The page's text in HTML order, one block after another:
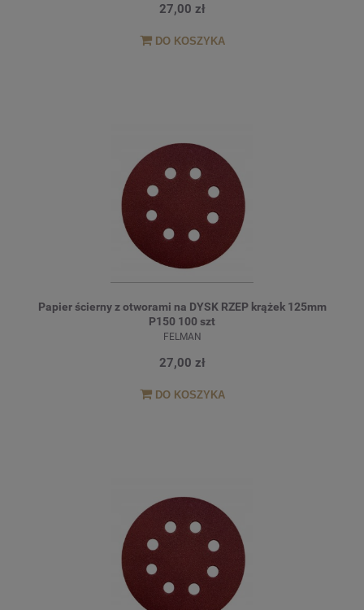
27,00 zł
DO KOSZYKA
Papier ścierny z otworami na DYSK RZEP krążek 125mm
P150 100 szt
FELMAN
27,00 zł
DO KOSZYKA